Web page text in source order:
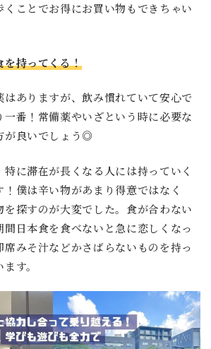
くことでお得にお買い物もできちゃい
を持ってくる！
ありますが、飲み慣れていて安心で
一番！常備薬やいざという時に必要な
が良いでしょう◎
に滞在が長くなる人には持っていく
！僕は辛い物があまり得意ではなく
を探すのが大変でした。食が合わない
日本食を食べないと急に恋しくなっ
みそ汁などかさばらないものを持っ
す。